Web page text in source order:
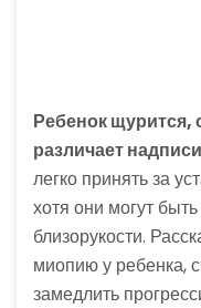
Ребенок щурится,
различает
легко принять за
хотя они могут
близорукости.
миопию у ребенка,
замедлить